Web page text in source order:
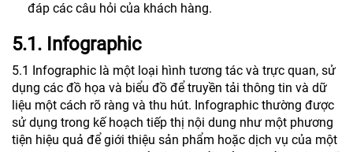
đáp các câu hỏi của khách hàng.
5.1. Infographic
5.1 Infographic là một loại hình tương tác và trực quan, sử
dụng các đồ họa và biểu đồ để truyền tải thông tin và dữ
liệu một cách rõ ràng và thu hút. Infographic thường được
sử dụng trong kế hoạch tiếp thị nội dung như một phương
tiện hiệu quả để giới thiệu sản phẩm hoặc dịch vụ của một